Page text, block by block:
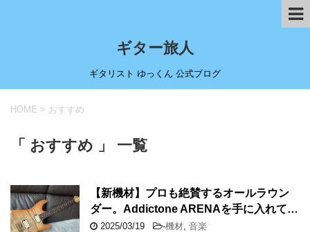
ギター旅人
ギタリスト ゆっくん 公式ブログ
HOME > おすすめ
「 おすすめ 」 一覧
【新機材】プロも絶賛するオールラウン
ダー。Addictone ARENAを手に入れて…
2025/03/19 -機材 音楽